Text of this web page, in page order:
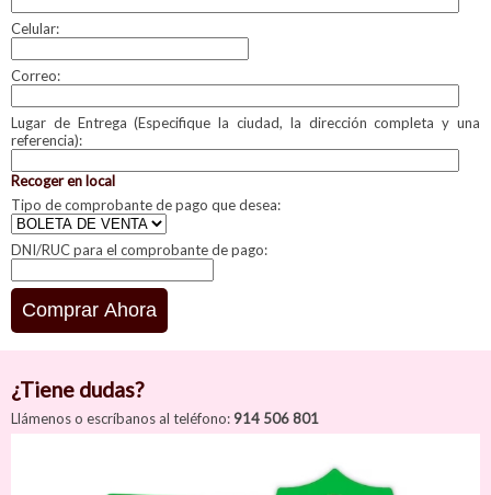
Celular:
Correo:
Lugar de Entrega (Especifique la ciudad, la dirección completa y una
referencia):
Recoger en local
Tipo de comprobante de pago que desea:
DNI/RUC para el comprobante de pago:
¿Tiene dudas?
Llámenos o escríbanos al teléfono: 914 506 801